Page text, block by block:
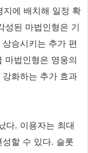
지에 배치해 일정 확
성된 마법인형은 기
승시키는 추가 편
마법인형은 영웅의
화하는 추가 효과
다. 이용자는 최대
할 수 있다. 슬롯